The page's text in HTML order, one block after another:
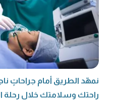
نمهّد الطريق أمام جراحاتٍ
راحتك وسلامتك خلال رحلة